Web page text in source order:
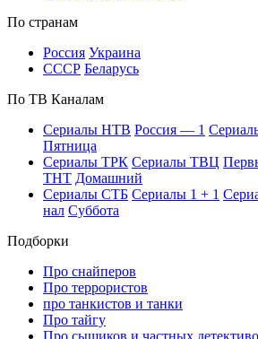
По стра­нам
Рос­сия Ук­раи­на
СССР Бе­ла­русь
По ТВ Ка­на­лам
Се­риа­лы НТВ Рос­сия — 1
Пят­ни­ца
Се­риа­лы ТРК Се­риа­лы ТВЦ
ТНТ До­маш­ний
Се­риа­лы СТБ Се­риа­лы 1 + 1
нал Суб­бо­та
Подборки
Про снайперов
Про террористов
про танкистов и танки
Про тайгу
Про сыщиков и частных